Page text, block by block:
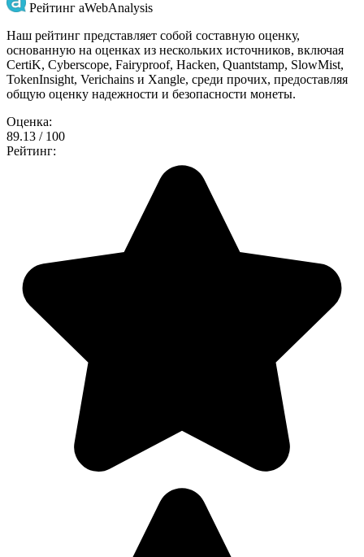
Рейтинг aWebAnalysis
Наш рейтинг представляет собой составную оценку,
основанную на оценках из нескольких источников, включая
CertiK, Cyberscope, Fairyproof, Hacken, Quantstamp, SlowMist,
TokenInsight, Verichains и Xangle, среди прочих, предоставляя
общую оценку надежности и безопасности монеты.
Оценка:
89.13 / 100
Рейтинг: